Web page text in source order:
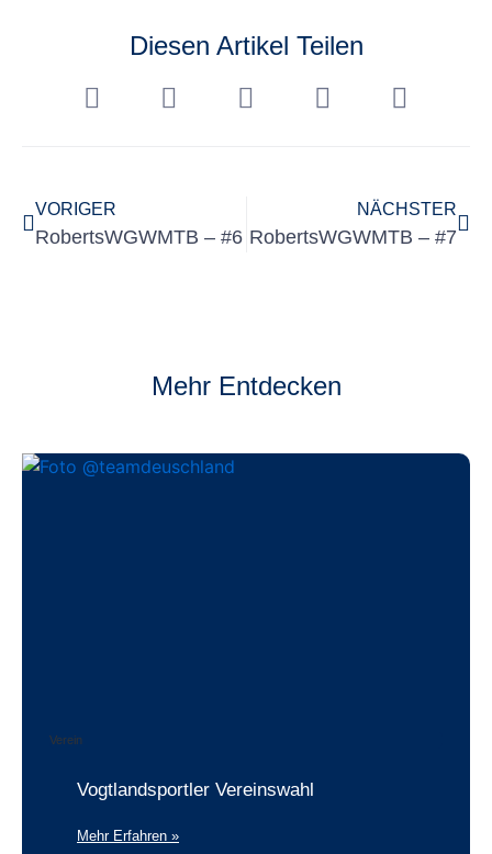
Diesen Artikel Teilen
VORIGER
RobertsWGWMTB – #6
NÄCHSTER
RobertsWGWMTB – #7
Mehr Entdecken
Verein
Vogtlandsportler Vereinswahl
Mehr Erfahren »